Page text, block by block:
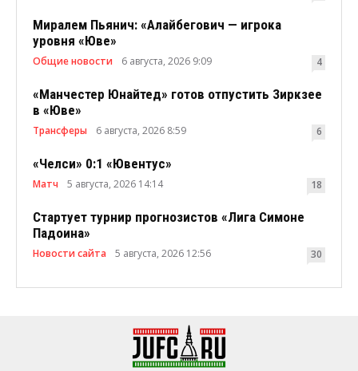
Миралем Пьянич: «Алайбегович — игрока
уровня «Юве»
Общие новости 6 августа, 2026 9:09 4
«Манчестер Юнайтед» готов отпустить Зиркзее
в «Юве»
Трансферы 6 августа, 2026 8:59 6
«Челси» 0:1 «Ювентус»
Матч 5 августа, 2026 14:14 18
Стартует турнир прогнозистов «Лига Симоне
Падоина»
Новости сайта 5 августа, 2026 12:56 30